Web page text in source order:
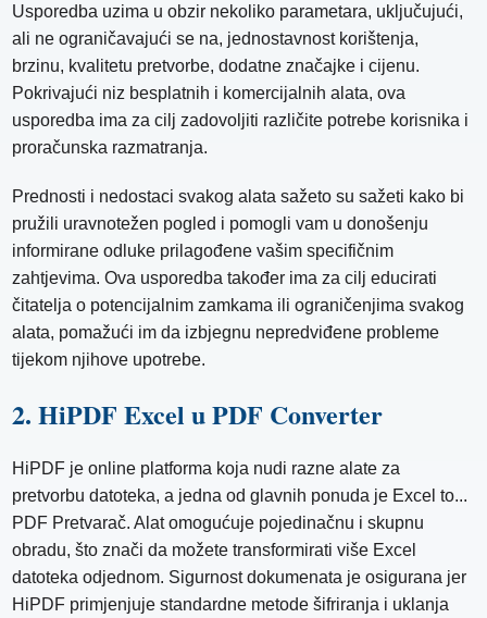
Usporedba uzima u obzir nekoliko parametara, uključujući,
ali ne ograničavajući se na, jednostavnost korištenja,
brzinu, kvalitetu pretvorbe, dodatne značajke i cijenu.
Pokrivajući niz besplatnih i komercijalnih alata, ova
usporedba ima za cilj zadovoljiti različite potrebe korisnika i
proračunska razmatranja.
Prednosti i nedostaci svakog alata sažeto su sažeti kako bi
pružili uravnotežen pogled i pomogli vam u donošenju
informirane odluke prilagođene vašim specifičnim
zahtjevima. Ova usporedba također ima za cilj educirati
čitatelja o potencijalnim zamkama ili ograničenjima svakog
alata, pomažući im da izbjegnu nepredviđene probleme
tijekom njihove upotrebe.
2. HiPDF Excel u PDF Converter
HiPDF je online platforma koja nudi razne alate za
pretvorbu datoteka, a jedna od glavnih ponuda je Excel to...
PDF Pretvarač. Alat omogućuje pojedinačnu i skupnu
obradu, što znači da možete transformirati više Excel
datoteka odjednom. Sigurnost dokumenata je osigurana jer
HiPDF primjenjuje standardne metode šifriranja i uklanja